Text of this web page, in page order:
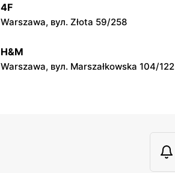
Groszek
4F
Warszawa, вул. Złota 59/258
H&M
Warszawa, вул. Marszałkowska 104/122